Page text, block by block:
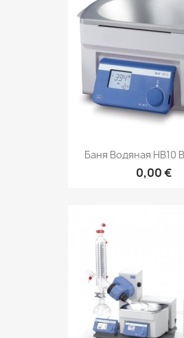
Баня Водяная НВ10
0,00 €